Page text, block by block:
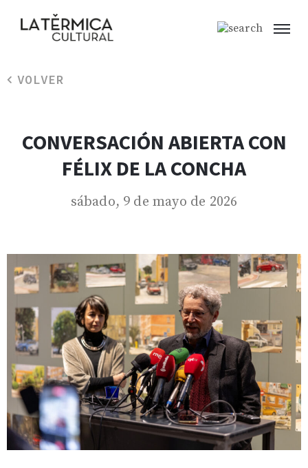
VOLVER
CONVERSACIÓN ABIERTA CON
FÉLIX DE LA CONCHA
sábado, 9 de mayo de 2026